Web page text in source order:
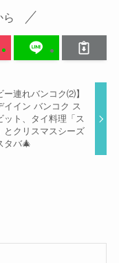
ら
ー連れバンコク⑵】
イイン バンコク ス
ット、タイ料理「ス
とクリスマスシーズ
タバ🎄